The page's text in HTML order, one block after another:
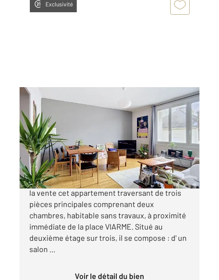
Exclusivité
NANTES 44
66,68 m
Ref : 15297
Appartement T3 à vendre
265 000 €
NANTES - TALENSAC Nous vous proposons à
la vente cet appartement traversant de trois
pièces principales comprenant deux
chambres, habitable sans travaux, à proximité
immédiate de la place VIARME. Situé au
deuxième étage sur trois, il se compose : d' un
salon ...
Voir le détail du bien